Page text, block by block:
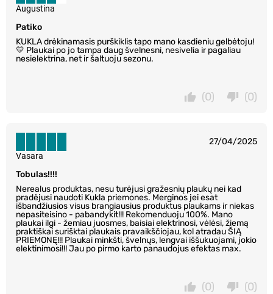
Patiko
KUKLA drėkinamasis purškiklis tapo mano kasdieniu gelbėtoju!
💛 Plaukai po jo tampa daug švelnesni, nesivelia ir pagaliau
nesielektrina, net ir šaltuoju sezonu.
Augustina
(0)
(0)
27/04/2025
Tobulas!!!!
Nerealus produktas, nesu turėjusi gražesnių plaukų nei kad
pradėjusi naudoti Kukla priemones. Merginos jei esat
išbandžiusios visus brangiausius produktus plaukams ir niekas
nepasiteisino - pabandykit!!! Rekomenduoju 100%. Mano
plaukai ilgi - žemiau juosmes, baisiai elektrinosi, vėlėsi, žiemą
praktiškai surišktai plaukais pravaikščiojau, kol atradau ŠIĄ
PRIEMONĘ!!! Plaukai minkšti, švelnųs, lengvai iššukuojami, jokio
elektinimosi!!! Jau po pirmo karto panaudojus efektas max.
Vasara
(0)
(0)